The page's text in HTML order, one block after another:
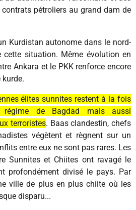
pétroliers au grand dam de
Kurdistan autonome dans le nord-
cette situation. Même évolution en
Ankara et le PKK renforce encore
kurde.
élites sunnites restent à la fois
régime de Bagdad mais aussi
terroristes. Baas clandestin, chefs
végètent et règnent sur un
entre eux ne sont pas rares. Les
Sunnites et Chiites ont ravagé le
profondément divisé le pays. Par
ville de plus en plus chiite où les
disparu...